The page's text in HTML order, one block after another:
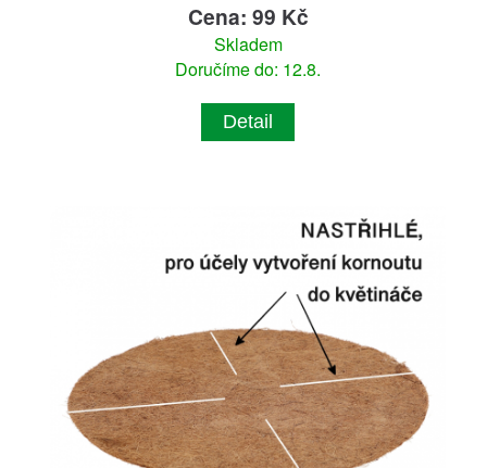
Cena: 99 Kč
Skladem
Doručíme do: 12.8.
Detail